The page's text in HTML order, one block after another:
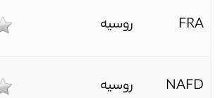
FRA روسیه
NAFD روسیه